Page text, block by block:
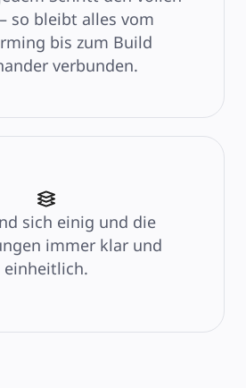
so bleibt alles vom
bis zum Build
verbunden.
sich einig und die
immer klar und
einheitlich.